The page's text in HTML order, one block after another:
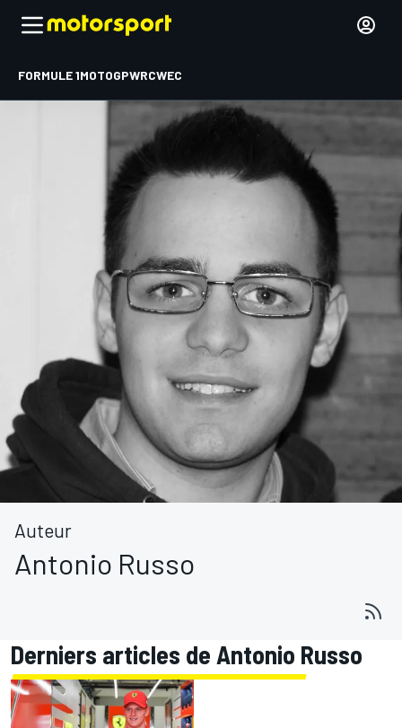
FORMULE 1MOTOGPWRCWEC
Auteur
Antonio Russo
Derniers articles de Antonio Russo